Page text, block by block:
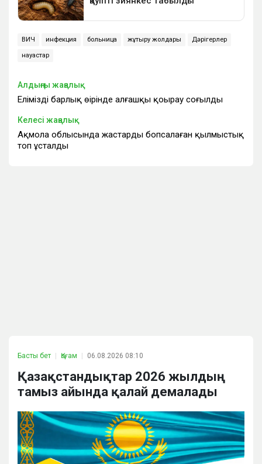
ВИЧ инфекция больница жұқтыру жолдары Дәрігерлер
науқастар
Алдыңғы жаңалық
Еліміздің барлық өңірінде алғашқы қоңырау соғылды
Келесі жаңалық
Ақмола облысында жастарды бопсалаған қылмыстық
топ ұсталды
Басты бет Қоғам 06.08.2026 08:10
Қазақстандықтар 2026 жылдың
тамыз айында қалай демалады